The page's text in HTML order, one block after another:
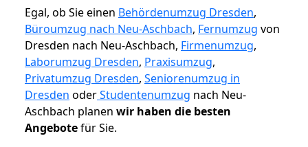
Egal, ob Sie einen Behördenumzug Dresden,
Büroumzug nach Neu-Aschbach, Fernumzug von
Dresden nach Neu-Aschbach, Firmenumzug,
Laborumzug Dresden, Praxisumzug,
Privatumzug Dresden, Seniorenumzug in
Dresden oderStudentenumzug nach Neu-
Aschbach planen wir haben die besten
Angebotefür Sie.